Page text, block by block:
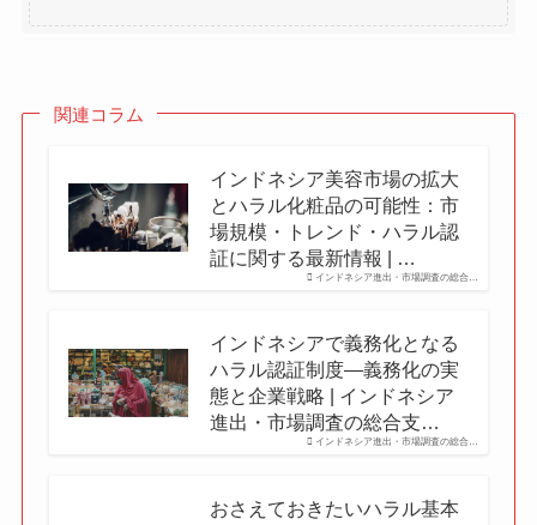
関連コラム
インドネシア進出・市場調査の総合…
インドネシア美容市場の拡大
とハラル化粧品の可能性：市
場規模・トレンド・ハラル認
証に関する最新情報 | …
インドネシア進出・市場調査の総合…
インドネシアで義務化となる
ハラル認証制度―義務化の実
態と企業戦略 | インドネシア
進出・市場調査の総合支…
おさえておきたいハラル基本